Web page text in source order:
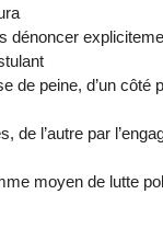
dénoncer
de peine, d’un côté
de l’autre par
moyen de lutte